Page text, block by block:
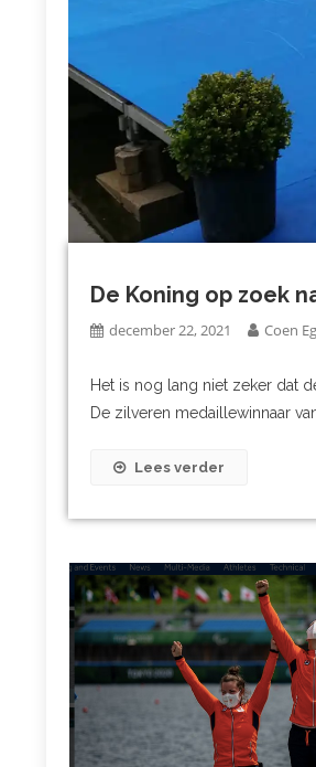
De Koning op zoek
december 22, 2021 Coen
Het is nog lang niet zeker dat
De zilveren medaillewinnaar
Lees verder